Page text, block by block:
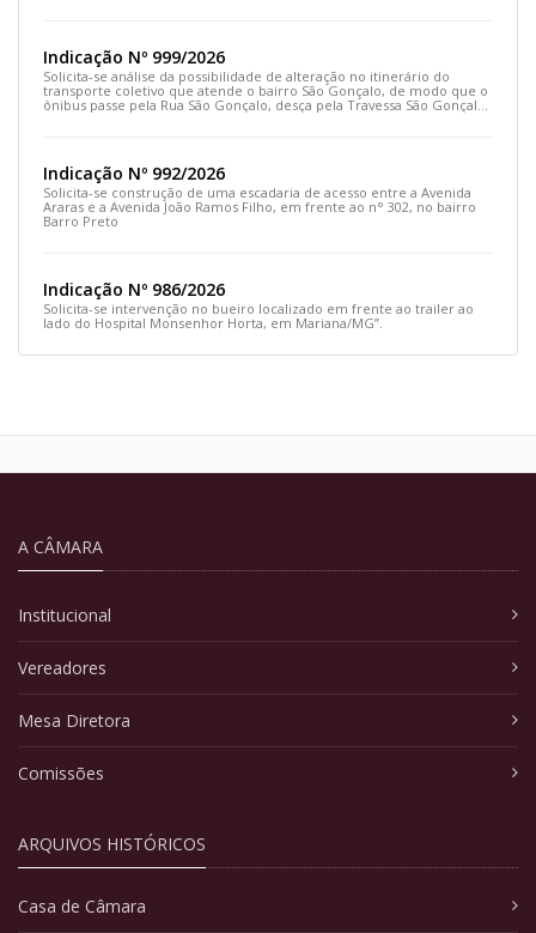
Indicação Nº 999/2026
Solicita-se análise da possibilidade de alteração no itinerário do
transporte coletivo que atende o bairro São Gonçalo, de modo que o
ônibus passe pela Rua São Gonçalo, desça pela Travessa São Gonçalo
Indicação Nº 992/2026
Solicita-se construção de uma escadaria de acesso entre a Avenida
Araras e a Avenida João Ramos Filho, em frente ao n° 302, no bairro
Barro Preto
Indicação Nº 986/2026
Solicita-se intervenção no bueiro localizado em frente ao trailer ao
lado do Hospital Monsenhor Horta, em Mariana/MG”.
A CÂMARA
Institucional
Vereadores
Mesa Diretora
Comissões
ARQUIVOS HISTÓRICOS
Casa de Câmara